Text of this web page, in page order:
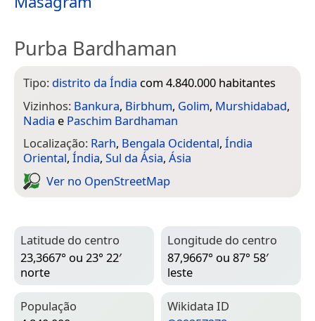
Purba Bardhaman
Tipo: distrito da Índia com 4.840.000 habitantes
Vizinhos: Bankura, Birbhum, Golim, Murshidabad,
Nadia e Paschim Bardhaman
Localização: Rarh, Bengala Ocidental, Índia
Oriental, Índia, Sul da Ásia, Ásia
Ver no Open­Street­Map
Latitude do centro
23,3667° ou 23° 22′
norte
Longitude do centro
87,9667° ou 87° 58′
leste
População
Wiki­data ID